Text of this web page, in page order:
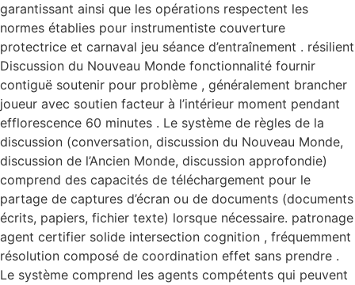
garantissant ainsi que les opérations respectent les
normes établies pour instrumentiste couverture
protectrice et carnaval jeu séance d’entraînement . résilient
Discussion du Nouveau Monde fonctionnalité fournir
contiguë soutenir pour problème , généralement brancher
joueur avec soutien facteur à l’intérieur moment pendant
efflorescence 60 minutes . Le système de règles de la
discussion (conversation, discussion du Nouveau Monde,
discussion de l’Ancien Monde, discussion approfondie)
comprend des capacités de téléchargement pour le
partage de captures d’écran ou de documents (documents
écrits, papiers, fichier texte) lorsque nécessaire. patronage
agent certifier solide intersection cognition , fréquemment
résolution composé de coordination effet sans prendre .
Le système comprend les agents compétents qui peuvent